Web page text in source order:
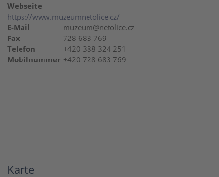
Webseite
https://www.muzeumnetolice.cz/
E-Mail
muzeum@netolice.cz
Fax
728 683 769
Telefon
+420 388 324 251
Mobilnummer +420 728 683 769
Karte